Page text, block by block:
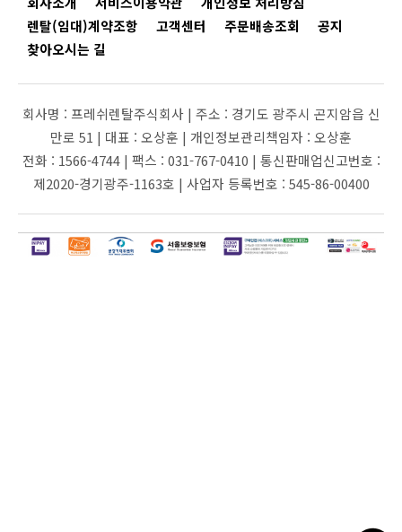
렌탈(임대)계약조항
고객센터 주문배송조회
공지
찾아오시는 길
회사명 : 프레쉬렌탈주식회사 | 주소 : 경기도 광주시 곤지암읍 신
만로 51 | 대표 : 오상훈 | 개인정보관리책임자 : 오상훈
전화 : 1566-4744 | 팩스 : 031-767-0410 | 통신판매업신고번호 :
제2020-경기광주-1163호 | 사업자 등록번호 : 545-86-00400